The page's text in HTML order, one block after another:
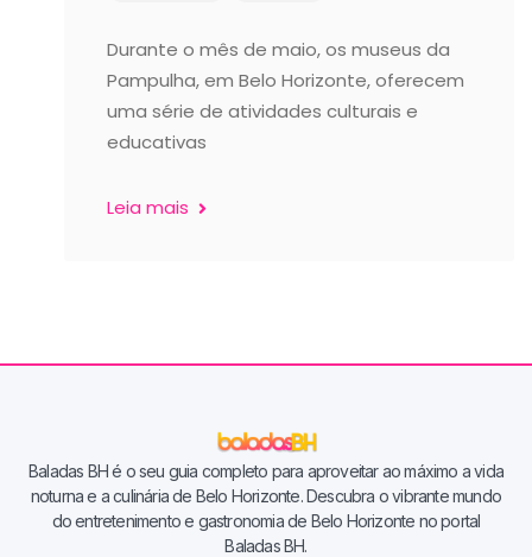
Durante o mês de maio, os museus da
Pampulha, em Belo Horizonte, oferecem
uma série de atividades culturais e
educativas
Leia mais
Baladas BH é o seu guia completo para aproveitar ao máximo a vida
noturna e a culinária de Belo Horizonte. Descubra o vibrante mundo
do entretenimento e gastronomia de Belo Horizonte no portal
Baladas BH.